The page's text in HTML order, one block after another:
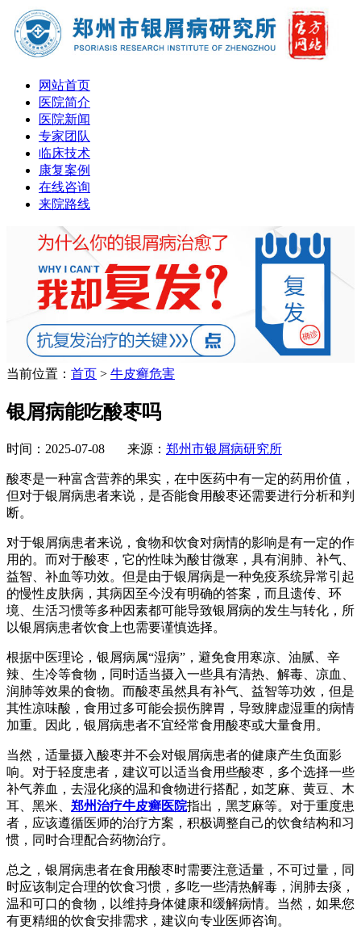
网站首页
医院简介
医院新闻
专家团队
临床技术
康复案例
在线咨询
来院路线
当前位置： 首页 > 牛皮癣危害
银屑病能吃酸枣吗
时间：2025-07-08 来源： 郑州市银屑病研究所
酸枣是一种富含营养的果实，在中医药中有一定的药用价值，
但对于银屑病患者来说，是否能食用酸枣还需要进行分析和判
断。
对于银屑病患者来说，食物和饮食对病情的影响是有一定的作
用的。而对于酸枣，它的性味为酸甘微寒，具有润肺、补气、
益智、补血等功效。但是由于银屑病是一种免疫系统异常引起
的慢性皮肤病，其病因至今没有明确的答案，而且遗传、环
境、生活习惯等多种因素都可能导致银屑病的发生与转化，所
以银屑病患者饮食上也需要谨慎选择。
根据中医理论，银屑病属“湿病”，避免食用寒凉、油腻、辛
辣、生冷等食物，同时适当摄入一些具有清热、解毒、凉血、
润肺等效果的食物。而酸枣虽然具有补气、益智等功效，但是
其性凉味酸，食用过多可能会损伤脾胃，导致脾虚湿重的病情
加重。因此，银屑病患者不宜经常食用酸枣或大量食用。
当然，适量摄入酸枣并不会对银屑病患者的健康产生负面影
响。对于轻度患者，建议可以适当食用些酸枣，多个选择一些
补气养血，去湿化痰的温和食物进行搭配，如芝麻、黄豆、木
耳、黑米、 郑州治疗牛皮癣医院指出，黑芝麻等。对于重度患
者，应该遵循医师的治疗方案，积极调整自己的饮食结构和习
惯，同时合理配合药物治疗。
总之，银屑病患者在食用酸枣时需要注意适量，不可过量，同
时应该制定合理的饮食习惯，多吃一些清热解毒，润肺去痰，
温和可口的食物，以维持身体健康和缓解病情。当然，如果您
有更精细的饮食安排需求，建议向专业医师咨询。